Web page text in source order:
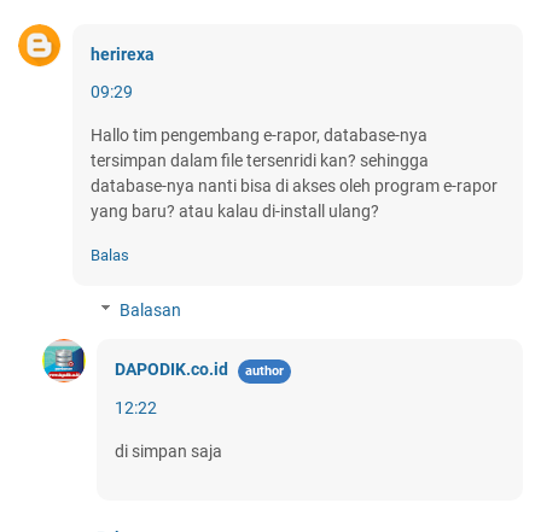
herirexa
09:29
Hallo tim pengembang e-rapor, database-nya
tersimpan dalam file tersenridi kan? sehingga
database-nya nanti bisa di akses oleh program e-rapor
yang baru? atau kalau di-install ulang?
Balas
Balasan
DAPODIK.co.id
12:22
di simpan saja